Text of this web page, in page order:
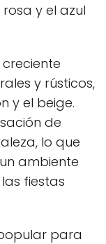
y el azul
y rústicos,
y el beige.
de
lo que
ambiente
fiestas
para